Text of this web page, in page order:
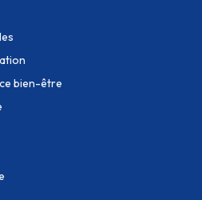
bien-être